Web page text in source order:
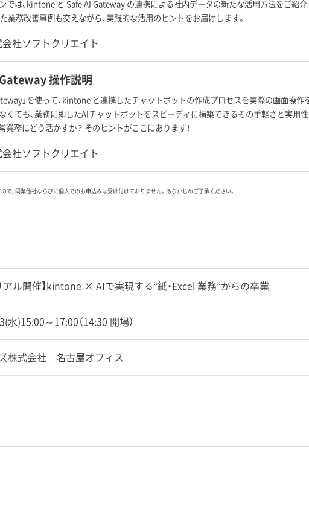
では、kintone と Safe AI Gateway の連携による社内データの新たな活用方法をご紹介
業務改善事例も交えながら、実践的な活用のヒントをお届けします。
会社ソフトクリエイト
操作説明
」を使って、kintone と連携したチャットボットの作成プロセスを実際の画面操作
くても、業務に即したAIチャットボットをスピーディに構築できるその手軽さと実用性
業務にどう活かすか？ そのヒントがここにあります！
会社ソフトクリエイト
、同業他社ならびに個人でのお申込みは受け付けておりません。あらかじめご了承ください。
アル開催】kintone × AIで実現する“紙・Excel 業務”からの卒業
)15:00～17:00（14:30 開場）
株式会社 名古屋オフィス